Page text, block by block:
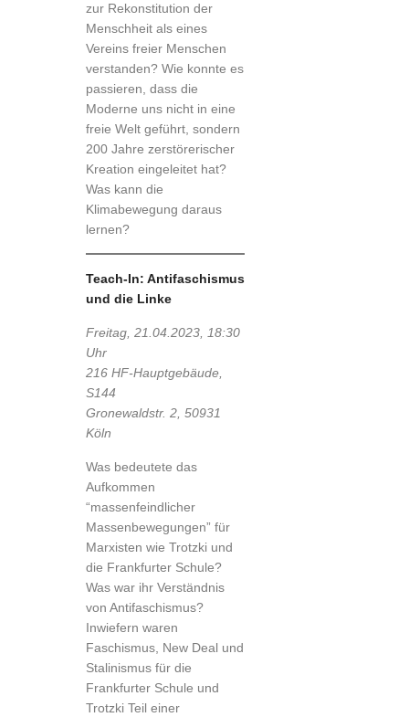
zur Rekonstitution der
Menschheit als eines
Vereins freier Menschen
verstanden? Wie konnte es
passieren, dass die
Moderne uns nicht in eine
freie Welt geführt, sondern
200 Jahre zerstörerischer
Kreation eingeleitet hat?
Was kann die
Klimabewegung daraus
lernen?
Teach-In: Antifaschismus
und die Linke
Freitag, 21.04.2023, 18:30
Uhr
216 HF-Hauptgebäude,
S144
Gronewaldstr. 2, 50931
Köln
Was bedeutete das
Aufkommen
“massenfeindlicher
Massenbewegungen” für
Marxisten wie Trotzki und
die Frankfurter Schule?
Was war ihr Verständnis
von Antifaschismus?
Inwiefern waren
Faschismus, New Deal und
Stalinismus für die
Frankfurter Schule und
Trotzki Teil einer